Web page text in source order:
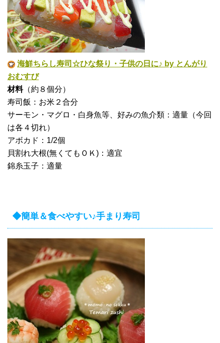
海鮮ちらし寿司☆ひな祭り・子供の日に♪ by とんがり
おむすび
材料（約８個分）
寿司飯：お米２合分
サーモン・マグロ・白身魚等、好みの魚介類：適量（今回
は各４切れ）
アボカド：1/2個
貝割れ大根(無くてもＯＫ)：適宜
錦糸玉子：適量
◆簡単＆食べやすい♪手まり寿司